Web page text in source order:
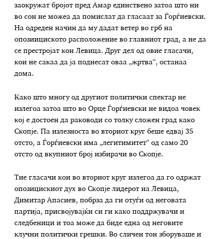
заокружат бројот пред Амар единствено затоа што ни
во сон не можеа да помислат да гласаат за Ѓорѓиевски.
На одреден начин да му дадат ветер во грб на
опозиициското расположение во главниот град, а не да
се престројат кон Левица. Друг дел од овие гласачи,
кои не сакаа да ја поднесат оваа „жртва“, останаа
дома.
Како што многу од другиот политички спектар не
излегоа затоа што во Орце Ѓорѓиевски не видоа човек
кој е достоен да раководи со толку сложен град како
Скопје. Па излезноста во вториот круг беше едвај 35
отсто, а Ѓорѓиевски има „легитимитет“ од само 20
отсто од вкупниот број избирачи во Скопје.
Тие гласачи кои во вториот круг излегоа да го одржат
опозицискиот дух во Скопје лидерот на Левица,
Димитар Апасиев, побрза да ги отуѓи од неговата
партија, присвојувајќи си ги како поддржувачи и
следбеници и тоа може да биде една од неговите
клучни политички грешки. Во сличен тон зборуваше и